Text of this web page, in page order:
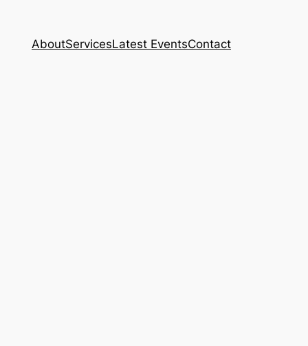
AboutServicesLatest EventsContact